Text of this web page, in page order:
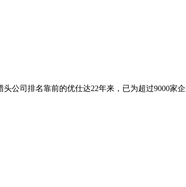
头公司排名靠前的优仕达22年来，已为超过9000